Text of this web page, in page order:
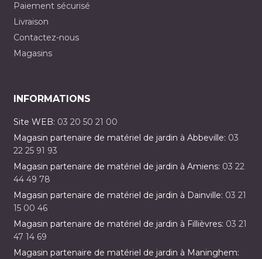
Paiement sécurisé
Livraison
Contactez-nous
Magasins
INFORMATIONS
Site WEB: 03 20 50 21 00
Magasin partenaire de matériel de jardin à Abbeville: 03
22 25 91 93
Magasin partenaire de matériel de jardin à Amiens: 03 22
44 49 78
Magasin partenaire de matériel de jardin à Dainville: 03 21
15 00 46
Magasin partenaire de matériel de jardin à Fillièvres: 03 21
47 14 69
Magasin partenaire de matériel de jardin à Maninghem: